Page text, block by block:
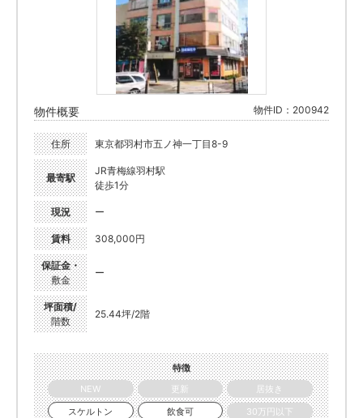
物件概要 物件ID：200942
住所 東京都羽村市五ノ神一丁目8-9
最寄駅
JR青梅線羽村駅
徒歩1分
現況 ー
賃料 308,000円
保証金・
敷金
ー
坪面積/
階数
25.44坪/2階
特徴
NEW
更新
居抜き
スケルトン
飲食可
30万円以下